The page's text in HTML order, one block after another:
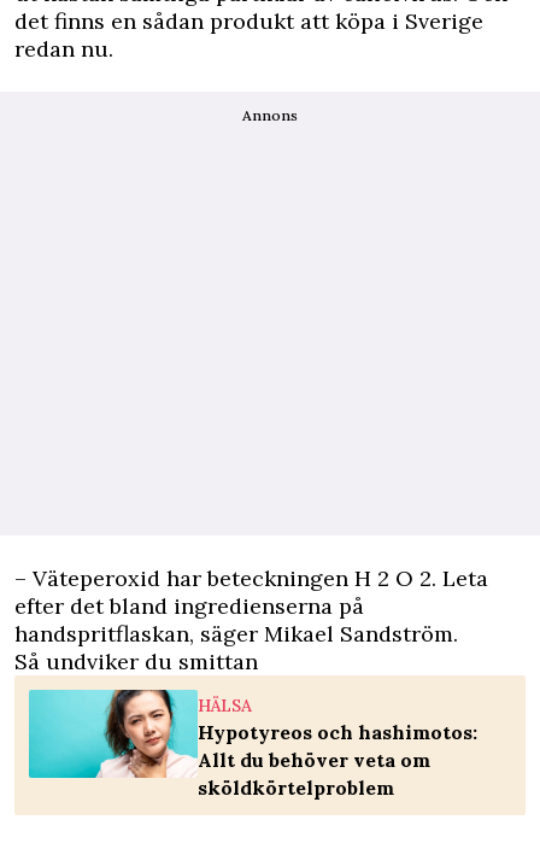
det finns en sådan produkt att köpa i Sverige
redan nu.
Annons
– Väteperoxid har beteckningen H 2 O 2. Leta
efter det bland ingredienserna på
handspritflaskan, säger Mikael Sandström.
Så undviker du smittan
HÄLSA
Hypotyreos och hashimotos:
Allt du behöver veta om
sköldkörtelproblem